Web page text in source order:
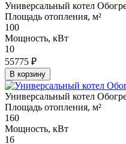
Универсальный котел
Площадь отопления, м²
100
Мощность, кВт
10
55775 ₽
В корзину
Универсальный котел
Площадь отопления, м²
160
Мощность, кВт
16